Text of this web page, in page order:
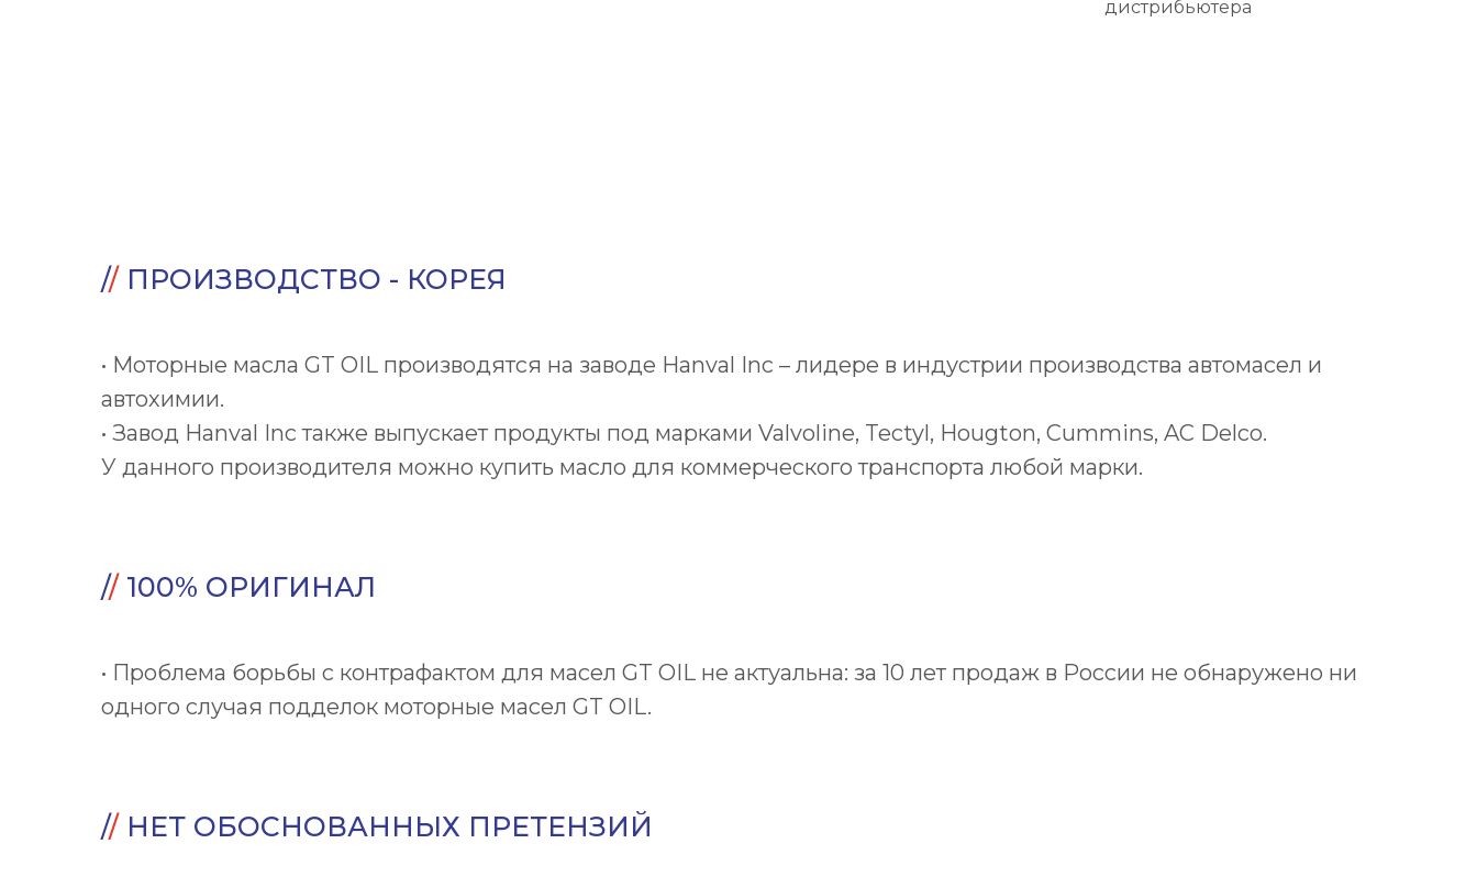
дистрибьютера
// ПРОИЗВОДСТВО - КОРЕЯ
• Моторные масла GT OIL производятся на заводе Hanval Inc – лидере в индустрии производства автомасел и
автохимии.
• Завод Hanval Inc также выпускает продукты под марками Valvoline, Tectyl, Hougton, Cummins, AC Delco.
У данного производителя можно купить масло для коммерческого транспорта любой марки.
// 100% ОРИГИНАЛ
• Проблема борьбы с контрафактом для масел GT OIL не актуальна: за 10 лет продаж в России не обнаружено ни
одного случая подделок моторные масел GT OIL.
// НЕТ ОБОСНОВАННЫХ ПРЕТЕНЗИЙ